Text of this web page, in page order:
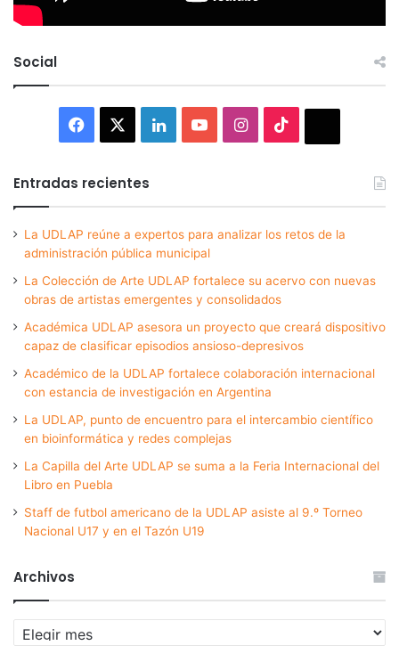
Social
Facebook LinkedInYouTubeInstagram
Entradas recientes
La UDLAP reúne a expertos para analizar los retos de la
administración pública municipal
La Colección de Arte UDLAP fortalece su acervo con nuevas
obras de artistas emergentes y consolidados
Académica UDLAP asesora un proyecto que creará dispositivo
capaz de clasificar episodios ansioso-depresivos
Académico de la UDLAP fortalece colaboración internacional
con estancia de investigación en Argentina
La UDLAP, punto de encuentro para el intercambio científico
en bioinformática y redes complejas
La Capilla del Arte UDLAP se suma a la Feria Internacional del
Libro en Puebla
Staff de futbol americano de la UDLAP asiste al 9.º Torneo
Nacional U17 y en el Tazón U19
Archivos
Archivos